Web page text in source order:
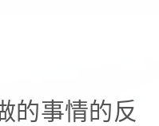
的事情的反